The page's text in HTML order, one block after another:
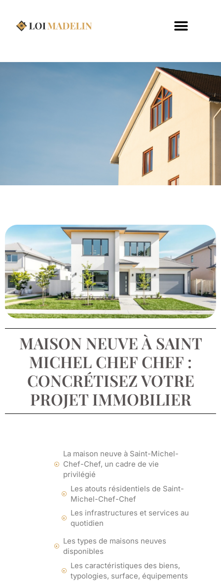
MAISON NEUVE À SAINT
MICHEL CHEF CHEF :
CONCRÉTISEZ VOTRE
PROJET IMMOBILIER
La maison neuve à Saint-Michel-
Chef-Chef, un cadre de vie
privilégié
Les atouts résidentiels de Saint-
Michel-Chef-Chef
Les infrastructures et services au
quotidien
Les types de maisons neuves
disponibles
Les caractéristiques des biens,
typologies, surface, équipements